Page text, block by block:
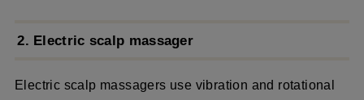
2. Electric scalp massager
Electric scalp massagers use vibration and rotational